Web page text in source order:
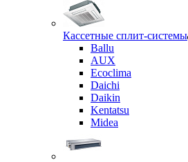
Кассетные сплит-системы
Ballu
AUX
Ecoclima
Daichi
Daikin
Kentatsu
Midea